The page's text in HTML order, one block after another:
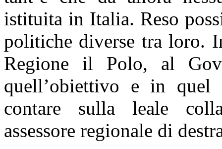
istituita in Italia. Reso
politiche diverse tra loro.
Regione il Polo, al
quell’obiettivo e in quel
contare sulla leale
assessore regionale di